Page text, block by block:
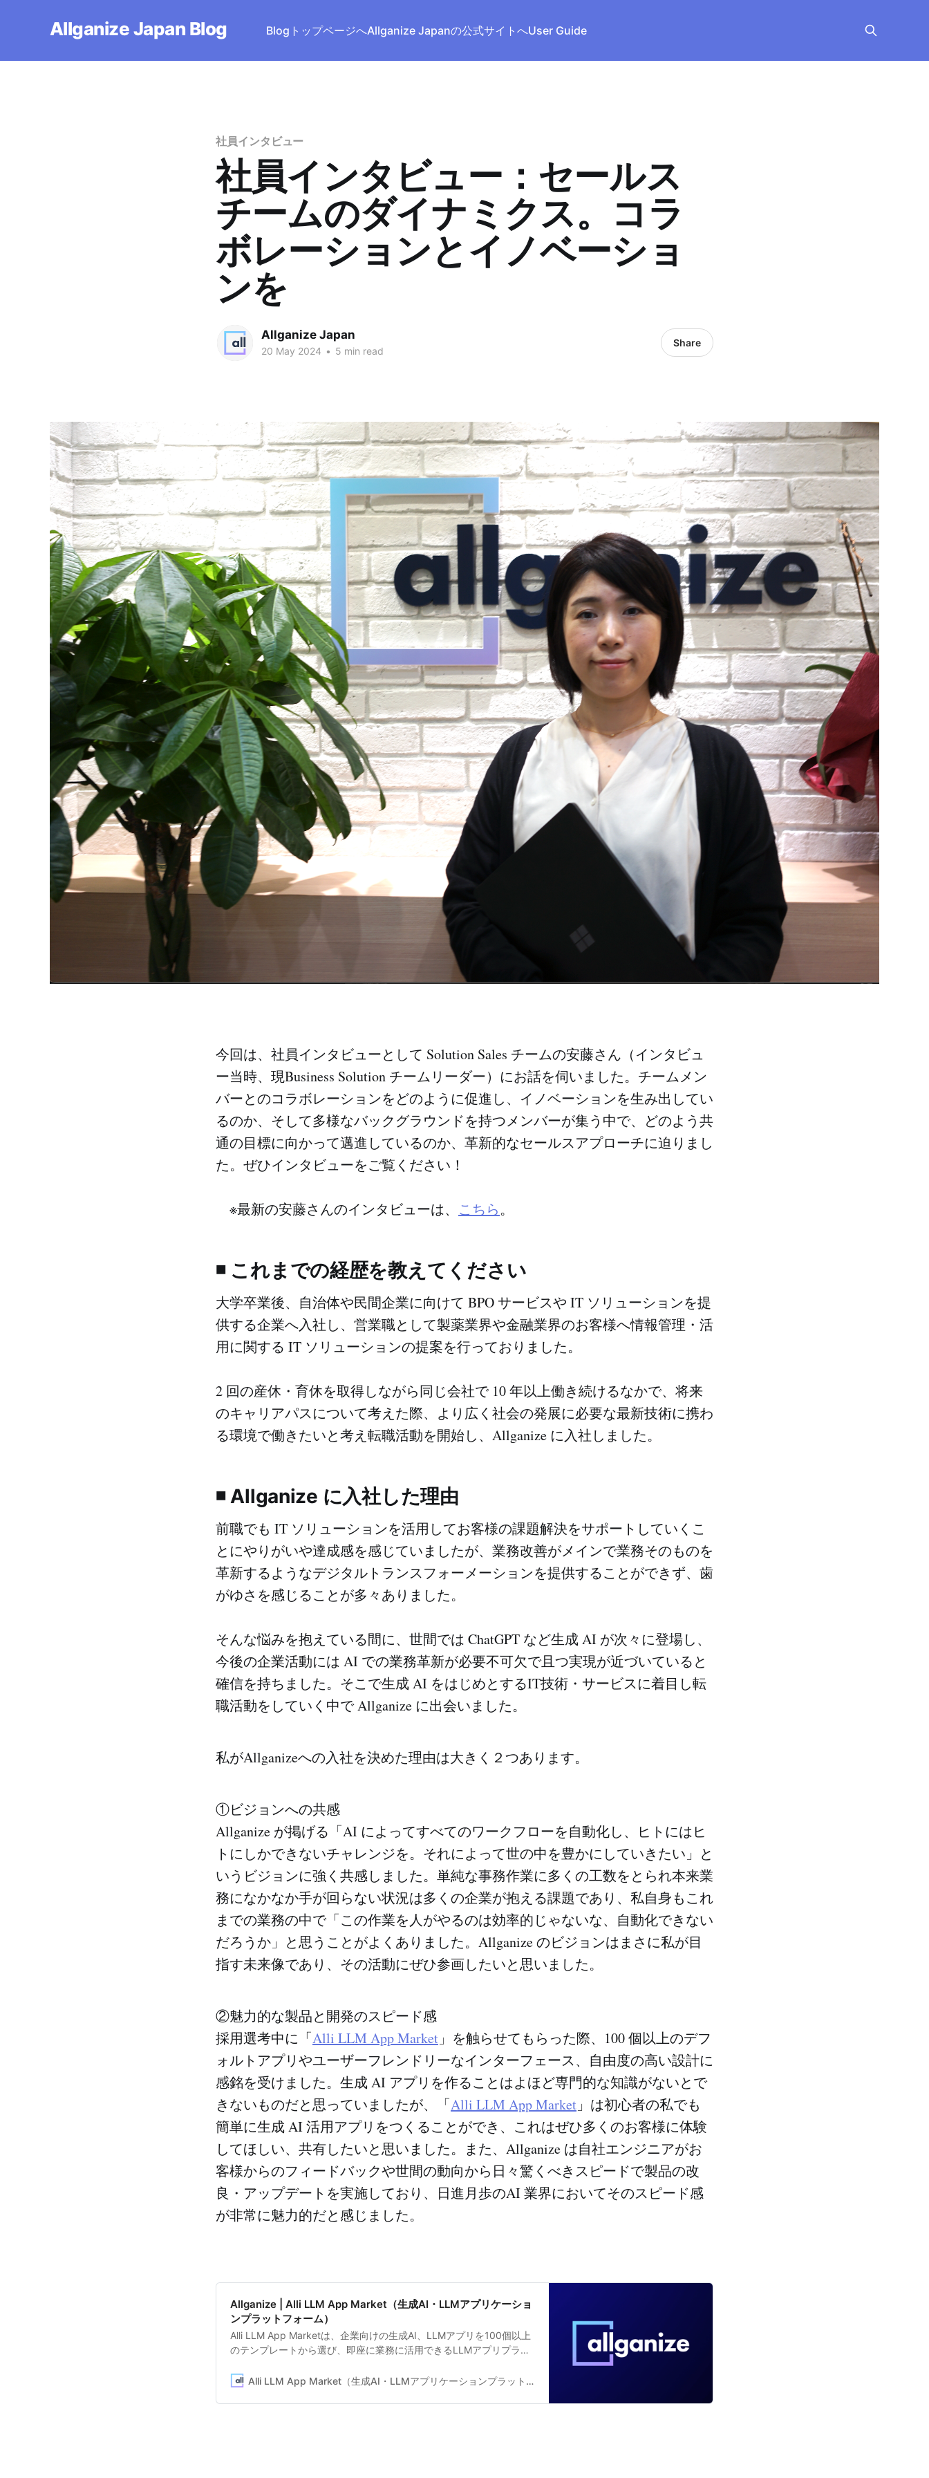
Allganize Japan Blog BlogトップページへAllganize Japanの公式サイトへUser Guide
社員インタビュー
社員インタビュー：セールス
チームのダイナミクス。コラ
ボレーションとイノベーショ
ンを
Allganize Japan
20 May 2024 • 5 min read
Share
今回は、社員インタビューとして Solution Sales チームの安藤さん（インタビュ
ー当時、現Business Solution チームリーダー）にお話を伺いました。チームメン
バーとのコラボレーションをどのように促進し、イノベーションを生み出してい
るのか、そして多様なバックグラウンドを持つメンバーが集う中で、どのよう共
通の目標に向かって邁進しているのか、革新的なセールスアプローチに迫りまし
た。ぜひインタビューをご覧ください！
※最新の安藤さんのインタビューは、 こちら。
◾️ これまでの経歴を教えてください
大学卒業後、自治体や民間企業に向けて BPO サービスや IT ソリューションを提
供する企業へ入社し、営業職として製薬業界や金融業界のお客様へ情報管理・活
用に関する IT ソリューションの提案を行っておりました。
2 回の産休・育休を取得しながら同じ会社で 10 年以上働き続けるなかで、将来
のキャリアパスについて考えた際、より広く社会の発展に必要な最新技術に携わ
る環境で働きたいと考え転職活動を開始し、Allganize に入社しました。
◾️ Allganize に入社した理由
前職でも IT ソリューションを活用してお客様の課題解決をサポートしていくこ
とにやりがいや達成感を感じていましたが、業務改善がメインで業務そのものを
革新するようなデジタルトランスフォーメーションを提供することができず、歯
がゆさを感じることが多々ありました。
そんな悩みを抱えている間に、世間では ChatGPT など生成 AI が次々に登場し、
今後の企業活動には AI での業務革新が必要不可欠で且つ実現が近づいていると
確信を持ちました。そこで生成 AI をはじめとするIT技術・サービスに着目し転
職活動をしていく中で Allganize に出会いました。
私がAllganizeへの入社を決めた理由は大きく２つあります。
①ビジョンへの共感
Allganize が掲げる「AI によってすべてのワークフローを自動化し、ヒトにはヒ
トにしかできないチャレンジを。それによって世の中を豊かにしていきたい」と
いうビジョンに強く共感しました。単純な事務作業に多くの工数をとられ本来業
務になかなか手が回らない状況は多くの企業が抱える課題であり、私自身もこれ
までの業務の中で「この作業を人がやるのは効率的じゃないな、自動化できない
だろうか」と思うことがよくありました。Allganize のビジョンはまさに私が目
指す未来像であり、その活動にぜひ参画したいと思いました。
②魅力的な製品と開発のスピード感
採用選考中に「Alli LLM App Market 」を触らせてもらった際、100 個以上のデフ
ォルトアプリやユーザーフレンドリーなインターフェース、自由度の高い設計に
感銘を受けました。生成 AI アプリを作ることはよほど専門的な知識がないとで
きないものだと思っていましたが、「Alli LLM App Market 」は初心者の私でも
簡単に生成 AI 活用アプリをつくることができ、これはぜひ多くのお客様に体験
してほしい、共有したいと思いました。また、Allganize は自社エンジニアがお
客様からのフィードバックや世間の動向から日々驚くべきスピードで製品の改
良・アップデートを実施しており、日進月歩のAI 業界においてそのスピード感
が非常に魅力的だと感じました。
Allganize | Alli LLM App Market（生成AI・LLMアプリケーショ
ンプラットフォーム）
Alli LLM App Marketは、企業向けの生成AI、LLMアプリを100個以上
のテンプレートから選び、即座に業務に活用できるLLMアプリプラッ
「特定文書の要約」「社内ドキュメントから自動応答」「新規事業ア
ンプレートを提供しています。
Alli LLM App Market（生成AI・LLMアプリケーションプラットフォーム）